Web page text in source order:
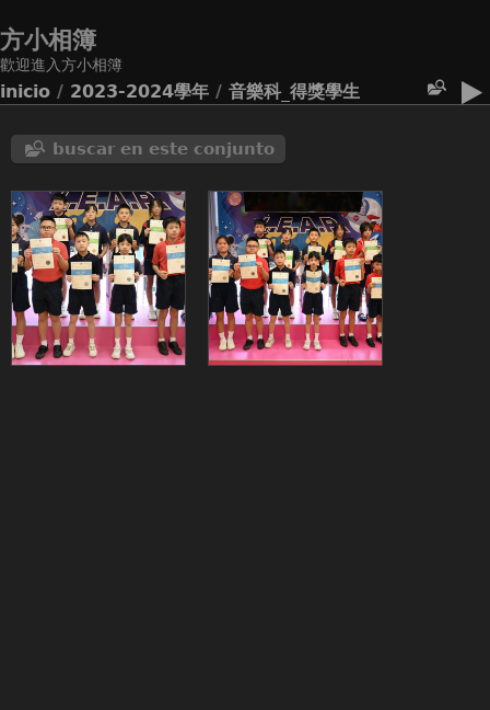
方小相簿
歡迎進入方小相簿
inicio / 2023-2024學年 / 音樂科_得獎學生
buscar en este conjunto